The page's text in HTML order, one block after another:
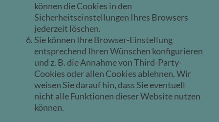
können die Cookies in den
Sicherheitseinstellungen Ihres Browsers
jederzeit löschen.
Sie können Ihre Browser-Einstellung
entsprechend Ihren Wünschen konfigurieren
und z. B. die Annahme von Third-Party-
Cookies oder allen Cookies ablehnen. Wir
weisen Sie darauf hin, dass Sie eventuell
nicht alle Funktionen dieser Website nutzen
können.